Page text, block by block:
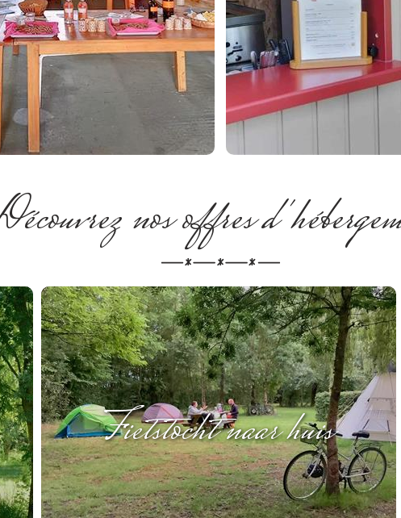
Plus d'informations Plus
nos offres
Fietstocht naar huis